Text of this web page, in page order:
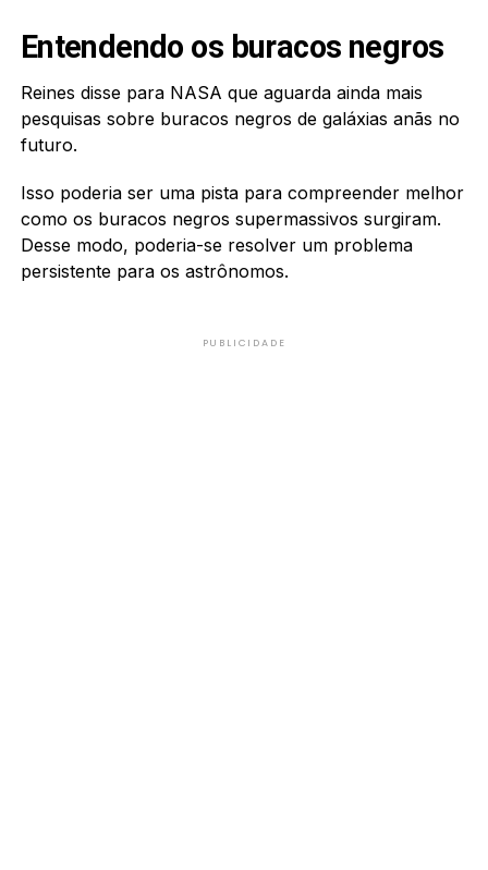
Entendendo os buracos negros
Reines disse para NASA que aguarda ainda mais
pesquisas sobre buracos negros de galáxias anãs no
futuro.
Isso poderia ser uma pista para compreender melhor
como os buracos negros supermassivos surgiram.
Desse modo, poderia-se resolver um problema
persistente para os astrônomos.
PUBLICIDADE